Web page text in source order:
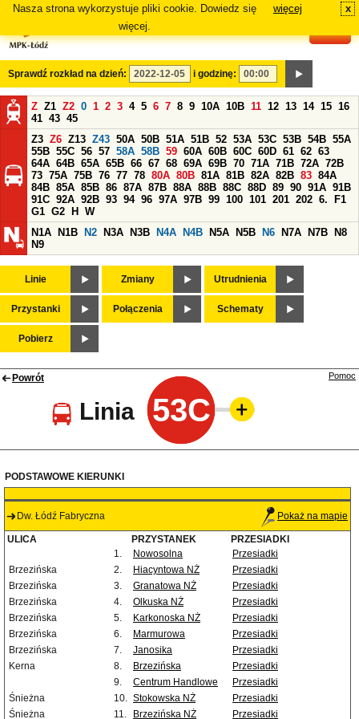
Nasza strona wykorzystuje pliki cookie. Dowiedz się
więcej.
więcej x
Sprawdź rozkład na dzień: i godzinę:
Z Z1 Z2 0 1 2 3 4 5 6 7 8 9 10A 10B 11 12 13 14 15 16
41 43 45
Z3 Z6 Z13 Z43 50A 50B 51A 51B 52 53A 53C 53B 54B 55A
55B 55C 56 57 58A 58B 59 60A 60B 60C 60D 61 62 63
64A 64B 65A 65B 66 67 68 69A 69B 70 71A 71B 72A 72B
73 75A 75B 76 77 78 80A 80B 81A 81B 82A 82B 83 84A
84B 85A 85B 86 87A 87B 88A 88B 88C 88D 89 90 91A 91B
91C 92A 92B 93 94 96 97A 97B 99 100 101 201 202 6.
F1
G1 G2 H
W
N1A
N1B N2 N3A N3B N4A N4B N5A N5B N6 N7A N7B
N8
N9
Linie Zmiany Utrudnienia
Przystanki Połączenia Schematy
Pobierz
Powrót
Linia 53C
Pomoc
PODSTAWOWE KIERUNKI
Dw. Łódź Fabryczna Pokaż na mapie
ULICA PRZYSTANEK
PRZESIADKI
1.
Nowosolna
Przesiadki
Brzezińska
2. Hiacyntowa NŻ
Przesiadki
Brzezińska
3. Granatowa NŻ
Przesiadki
Brzezińska
4. Olkuska NŻ
Przesiadki
Brzezińska
5. Karkonoska NŻ
Przesiadki
Brzezińska
6. Marmurowa
Przesiadki
Brzezińska
7. Janosika
Przesiadki
Kerna
8. Brzezińska
Przesiadki
9.
Centrum Handlowe
Przesiadki
Śnieżna
10. Stokowska NŻ
Przesiadki
Śnieżna
11. Brzezińska NŻ Przesiadki